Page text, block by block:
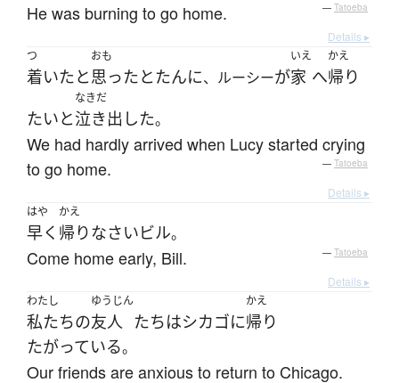
He was burning to go home. — Tatoeba
Details ▸
つ
着いたと
おも
思ったとたんに、ルーシーが
いえ
家 へ
かえ
帰り
たいと
なきだ
泣き出した。
We had hardly arrived when Lucy started crying
to go home.
— Tatoeba
Details ▸
はや
早く
かえ
帰りなさいビル。
Come home early, Bill. — Tatoeba
Details ▸
わたし
私たちの
ゆうじん
友人 たちはシカゴに
かえ
帰り
たがっている。
Our friends are anxious to return to Chicago.